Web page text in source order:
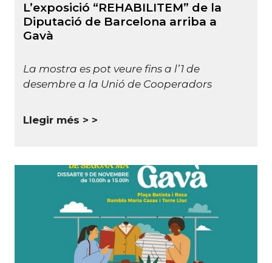
L’exposició “REHABILITEM” de la
Diputació de Barcelona arriba a
Gavà
La mostra es pot veure fins a l’1 de
desembre a la Unió de Cooperadors
Llegir més >